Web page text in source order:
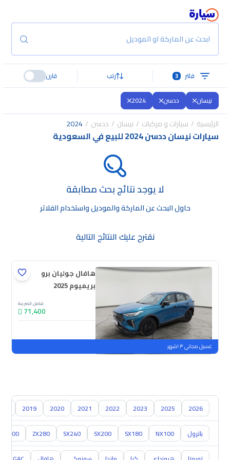
ابحث عن الماركة او الموديل
فلتر 3 رتب قارن
نيسان ددسن 2024
الرئيسية سيارات و مركبات نيسان ددسن 2024
سيارات نيسان ددسن 2024 للبيع في السعودية
لا يوجد نتائج بحث مطابقة
حاول البحث عن الماركة والموديل واستخدام الفلاتر
نقترح عليك النتائج التالية
هافال جوليان برو
بريميوم 2025
شامل الضريبة
71,400
جديدة
ملوحة
غسيل مجاني ٣ اشهر
2026
2025
2023
2022
2021
2020
2019
باترول NX100
SX180
SX200
SX240
ZX280
ZX300